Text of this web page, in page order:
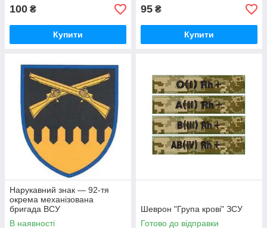
100 ₴
Купити
95 ₴
Купити
Нарукавний знак — 92-тя
окрема механізована
бригада ВСУ
В наявності
Шеврон "Група крові" ЗСУ
Готово до відправки